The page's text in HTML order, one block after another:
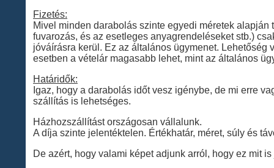
Fizetés:
Mivel minden darabolás szinte egyedi méretek
fuvarozás, és az esetleges anyagrendeléseket stb.)
jóváírásra kerül. Ez az általános ügymenet.
esetben a vételár magasabb lehet, mint az általános
Határidők:
Igaz, hogy a darabolás időt vesz igénybe, de mi erre
szállítás is lehetséges.
Házhozszállítást országosan vállalunk.
A díja szinte jelentéktelen. Értékhatár, méret, súly és
De azért, hogy valami képet adjunk arról, hogy ez mit